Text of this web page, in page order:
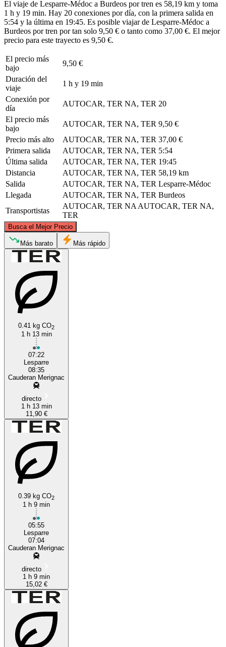
El viaje de Lesparre-Médoc a Burdeos por tren es 58,19 km y toma
1 h y 19 min. Hay 20 conexiones por día, con la primera salida en
5:54 y la última en 19:45. Es posible viajar de Lesparre-Médoc a
Burdeos por tren por tan solo 9,50 € o tanto como 37,00 €. El mejor
precio para este trayecto es 9,50 €.
El precio más
bajo
9,50 €
Duración del
viaje
1 h y 19 min
Conexión por
día
AUTOCAR, TER NA, TER 20
El precio más
bajo
AUTOCAR, TER NA, TER 9,50 €
Precio más alto
AUTOCAR, TER NA, TER 37,00 €
Primera salida
AUTOCAR, TER NA, TER 5:54
Última salida
AUTOCAR, TER NA, TER 19:45
Distancia
AUTOCAR, TER NA, TER 58,19 km
Salida
AUTOCAR, TER NA, TER Lesparre-Médoc
Llegada
AUTOCAR, TER NA, TER Burdeos
Transportistas
AUTOCAR, TER NA AUTOCAR, TER NA,
TER
Busca el Mejor Precio
Lesparre-Médoc
Más barato Más rápido
0.41 kg CO2
1 h 13 min
07:22
Lesparre
08:35
Cauderan Merignac
directo
1 h 13 min
11,90 €
0.39 kg CO2
1 h 9 min
05:55
Lesparre
07:04
Cauderan Merignac
directo
1 h 9 min
15,02 €